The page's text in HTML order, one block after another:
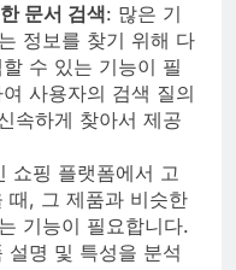
문서 검색: 많은 기
정보를 찾기 위해 다
수 있는 기능이 필
사용자의 검색 질의
속하게 찾아서 제공
쇼핑 플랫폼에서 고
때, 그 제품과 비슷한
기능이 필요합니다.
설명 및 특성을 분석